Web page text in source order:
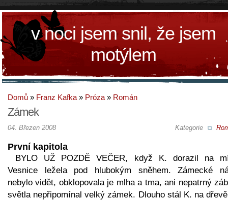
v noci jsem snil, že jsem
motýlem
Domů » Franz Kafka » Próza » Román
Zámek
Kategorie
04. Březen 2008
První kapitola
BYLO UŽ POZDĚ VEČER, když K. dorazil na
Vesnice ležela pod hlubokým sněhem. Zámecké
nebylo vidět, obklopovala je mlha a tma, ani nepatrný
světla nepřipomínal velký zámek. Dlouho stál K. na